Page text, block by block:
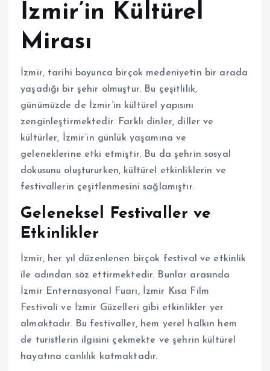
İzmir’in Kültürel
Mirası
İzmir, tarihi boyunca birçok medeniyetin bir arada
yaşadığı bir şehir olmuştur. Bu çeşitlilik,
günümüzde de İzmir’in kültürel yapısını
zenginleştirmektedir. Farklı dinler, diller ve
kültürler, İzmir’in günlük yaşamına ve
geleneklerine etki etmiştir. Bu da şehrin sosyal
dokusunu oluştururken, kültürel etkinliklerin ve
festivallerin çeşitlenmesini sağlamıştır.
Geleneksel Festivaller ve
Etkinlikler
İzmir, her yıl düzenlenen birçok festival ve etkinlik
ile adından söz ettirmektedir. Bunlar arasında
İzmir Enternasyonal Fuarı, İzmir Kısa Film
Festivali ve İzmir Güzelleri gibi etkinlikler yer
almaktadır. Bu festivaller, hem yerel halkın hem
de turistlerin ilgisini çekmekte ve şehrin kültürel
hayatına canlılık katmaktadır.